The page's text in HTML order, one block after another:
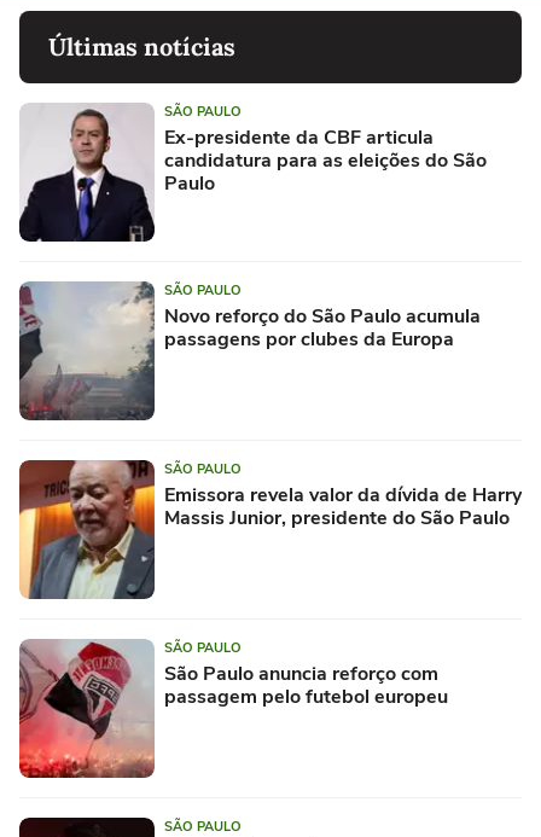
Últimas notícias
SÃO PAULO
Ex-presidente da CBF articula
candidatura para as eleições do São
Paulo
SÃO PAULO
Novo reforço do São Paulo acumula
passagens por clubes da Europa
SÃO PAULO
Emissora revela valor da dívida de Harry
Massis Junior, presidente do São Paulo
SÃO PAULO
São Paulo anuncia reforço com
passagem pelo futebol europeu
SÃO PAULO